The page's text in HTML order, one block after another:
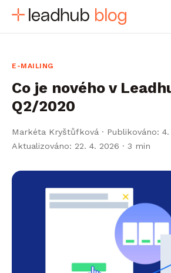
E-MAILING
Co je nového v
Q2/2020
Markéta Kryštůfková · Publikováno: 4.
Aktualizováno: 22. 4. 2026 · 3 min